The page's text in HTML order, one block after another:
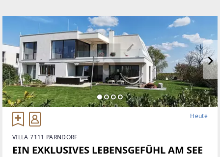
Heute
VILLA 7111 PARNDORF
EIN EXKLUSIVES LEBENSGEFÜHL AM SEE